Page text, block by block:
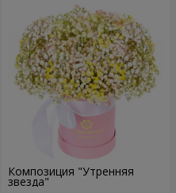
Композиция "Утренняя
звезда"